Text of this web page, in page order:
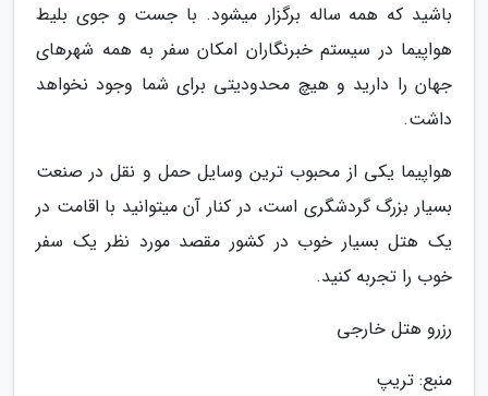
باشید که همه ساله برگزار میشود. با جست و جوی بلیط
هواپیما در سیستم خبرنگاران امکان سفر به همه شهرهای
جهان را دارید و هیچ محدودیتی برای شما وجود نخواهد
داشت.
هواپیما یکی از محبوب ترین وسایل حمل و نقل در صنعت
بسیار بزرگ گردشگری است، در کنار آن میتوانید با اقامت در
یک هتل بسیار خوب در کشور مقصد مورد نظر یک سفر
خوب را تجربه کنید.
رزرو هتل خارجی
منبع: تریپ